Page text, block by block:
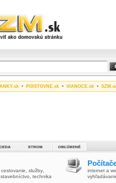
• POISTOVNE.sk • VIANOCE.sk •
služby
stavebníctvo technika
internet a